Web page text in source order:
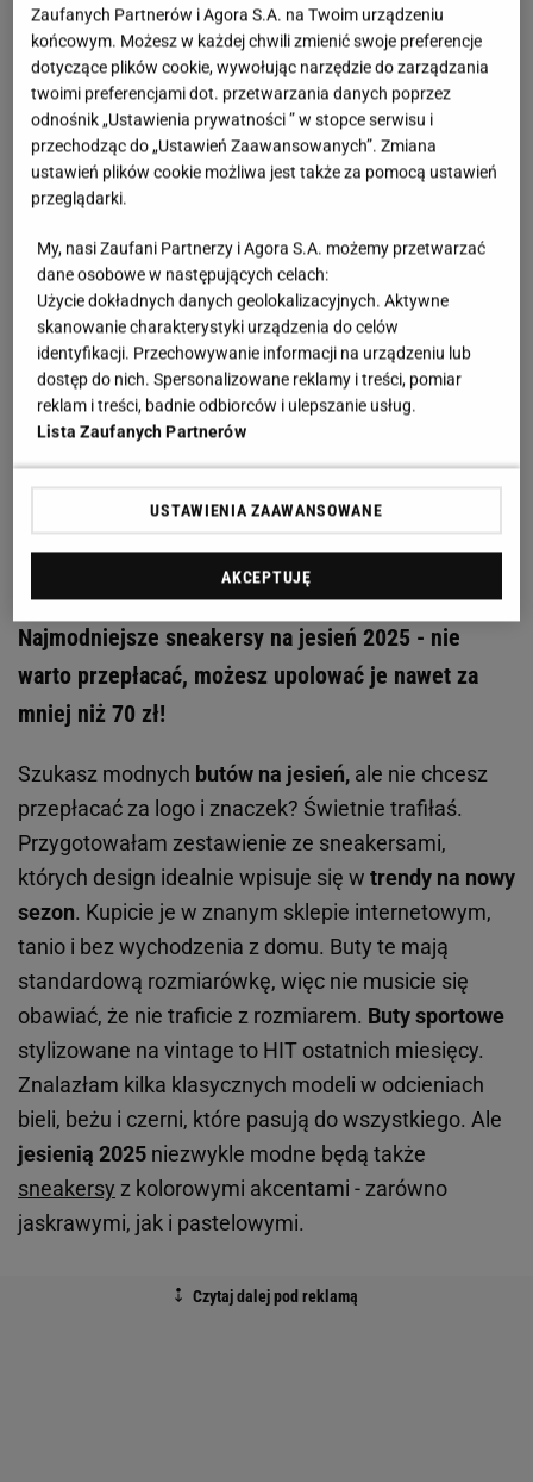
Najmodniejsze sneakersy na jesień 2025 - nie
warto przepłacać, możesz upolować je nawet za
mniej niż 70 zł!
Szukasz modnych butów na jesień, ale nie chcesz
przepłacać za logo i znaczek? Świetnie trafiłaś.
Przygotowałam zestawienie ze sneakersami,
których design idealnie wpisuje się w trendy na nowy
sezon. Kupicie je w znanym sklepie internetowym,
tanio i bez wychodzenia z domu. Buty te mają
standardową rozmiarówkę, więc nie musicie się
obawiać, że nie traficie z rozmiarem. Buty sportowe
stylizowane na vintage to HIT ostatnich miesięcy.
Znalazłam kilka klasycznych modeli w odcieniach
bieli, beżu i czerni, które pasują do wszystkiego. Ale
jesienią 2025 niezwykle modne będą także
sneakersy z kolorowymi akcentami - zarówno
jaskrawymi, jak i pastelowymi.
Zaufanych Partnerów i Agora S.A. na Twoim urządzeniu
końcowym. Możesz w każdej chwili zmienić swoje preferencje
dotyczące plików cookie, wywołując narzędzie do zarządzania
twoimi preferencjami dot. przetwarzania danych poprzez
odnośnik „Ustawienia prywatności ” w stopce serwisu i
przechodząc do „Ustawień Zaawansowanych”. Zmiana
ustawień plików cookie możliwa jest także za pomocą ustawień
przeglądarki.
My, nasi Zaufani Partnerzy i Agora S.A. możemy przetwarzać
dane osobowe w następujących celach:
Użycie dokładnych danych geolokalizacyjnych. Aktywne
skanowanie charakterystyki urządzenia do celów
identyfikacji. Przechowywanie informacji na urządzeniu lub
dostęp do nich. Spersonalizowane reklamy i treści, pomiar
reklam i treści, badnie odbiorców i ulepszanie usług.
Lista Zaufanych Partnerów
USTAWIENIA ZAAWANSOWANE
AKCEPTUJĘ